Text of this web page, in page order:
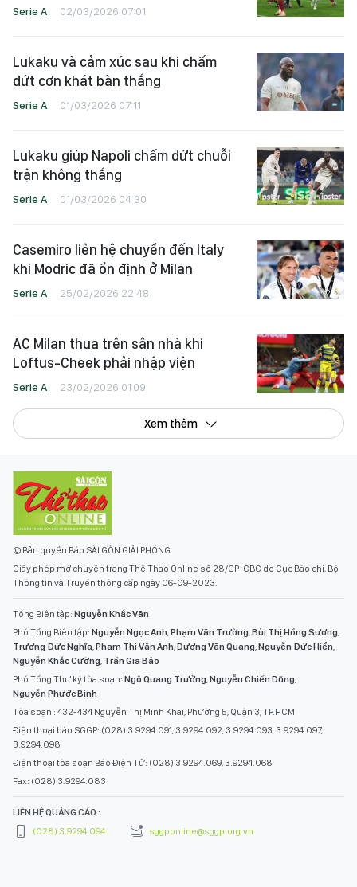
Serie A 02/03/2026 07:01
Lukaku và cảm xúc sau khi chấm
dứt cơn khát bàn thắng
Serie A 01/03/2026 07:11
Lukaku giúp Napoli chấm dứt chuỗi
trận không thắng
Serie A 01/03/2026 04:30
Casemiro liên hệ chuyển đến Italy
khi Modric đã ổn định ở Milan
Serie A 25/02/2026 22:48
AC Milan thua trên sân nhà khi
Loftus-Cheek phải nhập viện
Serie A 23/02/2026 01:09
Xem thêm
© Bản quyền Báo SÀI GÒN GIẢI PHÓNG.
Giấy phép mở chuyên trang Thể Thao Online số 28/GP-CBC do Cục Báo chí, Bộ
Thông tin và Truyền thông cấp ngày 06-09-2023.
Tổng Biên tập: Nguyễn Khắc Văn
Phó Tổng Biên tập: Nguyễn Ngọc Anh Phạm Văn Trường Bùi Thị Hồng Sương
Trương Đức Nghĩa Phạm Thị Vân Anh Dương Văn Quang Nguyễn Đức Hiển
Nguyễn Khắc Cường Trần Gia Bảo
Phó Tổng Thư ký tòa soạn: Ngô Quang Trưởng Nguyễn Chiến Dũng
Nguyễn Phước Bình
Tòa soạn : 432-434 Nguyễn Thị Minh Khai, Phường 5, Quận 3, TP.HCM
Điện thoại báo SGGP: (028) 3.9294.091, 3.9294.092, 3.9294.093, 3.9294.097,
3.9294.098
Điện thoại tòa soạn Báo Điện Tử: (028) 3.9294.069, 3.9294.068
Fax: (028) 3.9294.083
LIÊN HỆ QUẢNG CÁO :
(028) 3.9294.094
sggponline@sggp.org.vn